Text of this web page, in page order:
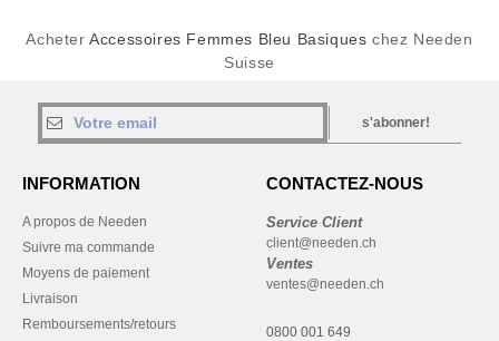
AcheterAccessoires Femmes Bleu Basiques chez Needen
Suisse
s'abonner!
INFORMATION
A propos de Needen
Suivre ma commande
Moyens de paiement
Livraison
Remboursements/retours
CONTACTEZ-NOUS
Service Client
client@needen.ch
Ventes
ventes@needen.ch
0800 001 649